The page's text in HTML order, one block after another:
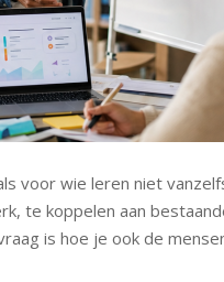
voor wie leren niet
te koppelen aan
is hoe je ook de